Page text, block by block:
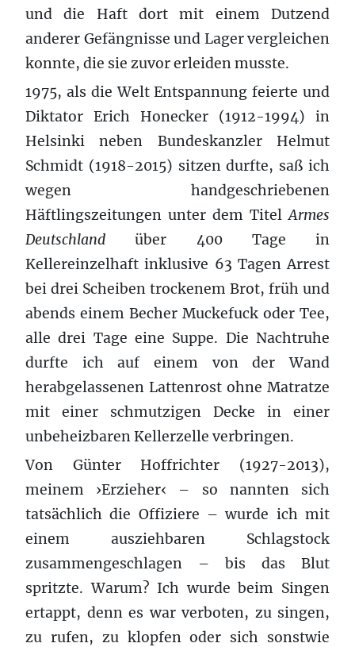
und die Haft dort mit einem Dutzend
anderer Gefängnisse und Lager vergleichen
konnte, die sie zuvor erleiden musste.
1975, als die Welt Entspannung feierte und
Diktator Erich Honecker (1912-1994) in
Helsinki neben Bundeskanzler Helmut
Schmidt (1918-2015) sitzen durfte, saß ich
wegen handgeschriebenen
Häftlingszeitungen unter dem TitelArmes
Deutschland über 400 Tage in
Kellereinzelhaft inklusive 63 Tagen Arrest
bei drei Scheiben trockenem Brot, früh und
abends einem Becher Muckefuck oder Tee,
alle drei Tage eine Suppe. Die Nachtruhe
durfte ich auf einem von der Wand
herabgelassenen Lattenrost ohne Matratze
mit einer schmutzigen Decke in einer
unbeheizbaren Kellerzelle verbringen.
Von Günter Hoffrichter (1927-2013),
meinem ›Erzieher‹ – so nannten sich
tatsächlich die Offiziere – wurde ich mit
einem ausziehbaren Schlagstock
zusammengeschlagen – bis das Blut
spritzte. Warum? Ich wurde beim Singen
ertappt, denn es war verboten, zu singen,
zu rufen, zu klopfen oder sich sonstwie